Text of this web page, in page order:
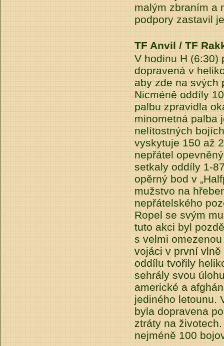
malým zbraním a
podpory zastavil
TF Anvil / TF
V hodinu H (6:30)
dopravená v
aby zde na svých
Nicméně oddíly
palbu zpravidla
minometná palba
nelítostných
vyskytuje 150 až
nepřátel
setkaly oddíly 1-
opěrný bod v
mužstvo na
nepřátelského
Ropel se svým
tuto akci byl
s velmi
vojáci v první
oddílu tvořily
sehrály svou
americké a
jediného letounu.
byla dopravena
ztráty na
nejméně 100